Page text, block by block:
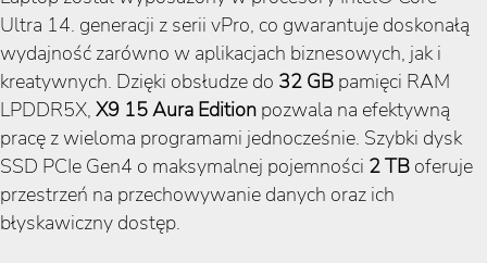
Ultra 14. generacji z serii vPro, co gwarantuje doskonałą
wydajność zarówno w aplikacjach biznesowych, jak i
kreatywnych. Dzięki obsłudze do 32 GB pamięci RAM
LPDDR5X, X9 15 Aura Edition pozwala na efektywną
pracę z wieloma programami jednocześnie. Szybki dysk
SSD PCIe Gen4 o maksymalnej pojemności 2 TB oferuje
przestrzeń na przechowywanie danych oraz ich
błyskawiczny dostęp.